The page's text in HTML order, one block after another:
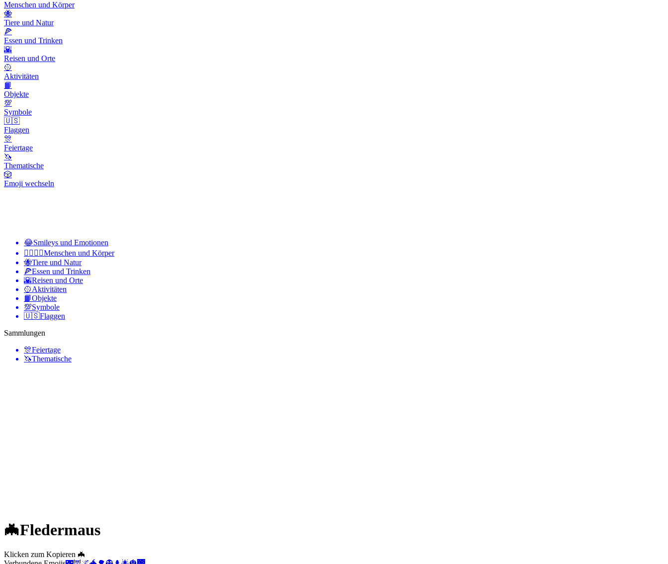
Menschen und Körper
🐝
Tiere und Natur
🍕
Essen und Trinken
🌇
Reisen und Orte
🥎
Aktivitäten
📙
Objekte
💯
Symbole
🇺🇸
Flaggen
🎊
Feiertage
🦄
Thematische
🎲
Emoji wechseln
😂Smileys und Emotionen
👩‍❤️‍💋‍👨Menschen und Körper
🐝Tiere und Natur
🍕Essen und Trinken
🌇Reisen und Orte
🥎Aktivitäten
📙Objekte
💯Symbole
🇺🇸Flaggen
Sammlungen
🎊Feiertage
🦄Thematische
🦇Fledermaus
Klicken zum Kopieren 🦇